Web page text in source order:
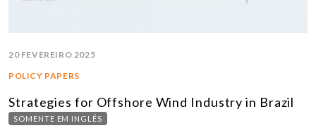
20 FEVEREIRO 2025
POLICY PAPERS
Strategies for Offshore Wind Industry in Brazil
SOMENTE EM INGLÊS